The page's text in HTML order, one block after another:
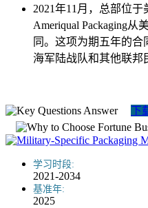
2021年11月，总部位
Ameriqual Packaging
同。这项为期五年的合
海军陆战队和其他联邦
下
学习时段:
2021-2034
基准年:
2025